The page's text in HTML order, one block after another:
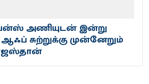
அணியுடன் இன்று
சுற்றுக்கு முன்னேறும்